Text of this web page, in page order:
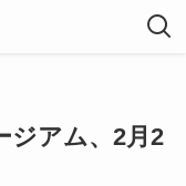
ジアム、2月2